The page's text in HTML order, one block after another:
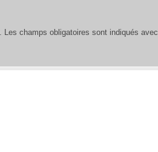
Les champs obligatoires sont indiqués avec